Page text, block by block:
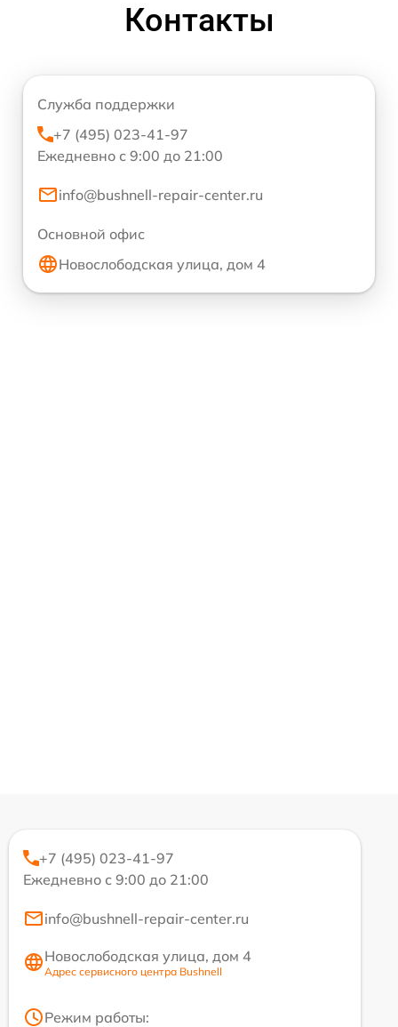
Контакты
Служба поддержки
+7 (495) 023-41-97
Ежедневно с 9:00 до 21:00
info@bushnell-repair-center.ru
Основной офис
Новослободская улица, дом 4
+7 (495) 023-41-97
Ежедневно с 9:00 до 21:00
info@bushnell-repair-center.ru
Новослободская улица, дом 4
Адрес сервисного центра Bushnell
Режим работы: